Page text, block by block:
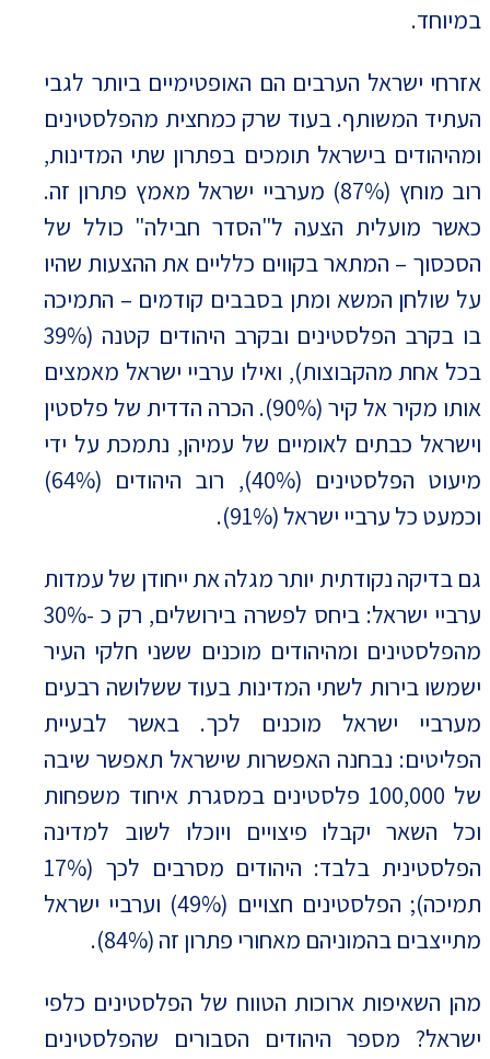
במיוחד.
אזרחי ישראל הערבים הם האופטימיים ביותר לגבי
העתיד המשותף. בעוד שרק כמחצית מהפלסטינים
ומהיהודים בישראל תומכים בפתרון שתי המדינות,
רוב מוחץ (87%) מערביי ישראל מאמץ פתרון זה.
כאשר מועלית הצעה ל"הסדר חבילה" כולל של
הסכסוך – המתאר בקווים כלליים את ההצעות שהיו
על שולחן המשא ומתן בסבבים קודמים – התמיכה
בו בקרב הפלסטינים ובקרב היהודים קטנה (39%
בכל אחת מהקבוצות), ואילו ערביי ישראל מאמצים
אותו מקיר אל קיר (90%). הכרה הדדית של פלסטין
וישראל כבתים לאומיים של עמיהן, נתמכת על ידי
מיעוט הפלסטינים (40%), רוב היהודים (64%)
וכמעט כל ערביי ישראל (91%).
גם בדיקה נקודתית יותר מגלה את ייחודן של עמדות
ערביי ישראל: ביחס לפשרה בירושלים, רק כ -30%
מהפלסטינים ומהיהודים מוכנים ששני חלקי העיר
ישמשו בירות לשתי המדינות בעוד ששלושה רבעים
מערביי ישראל מוכנים לכך. באשר לבעיית
הפליטים: נבחנה האפשרות שישראל תאפשר שיבה
של 100,000 פלסטינים במסגרת איחוד משפחות
וכל השאר יקבלו פיצויים ויוכלו לשוב למדינה
הפלסטינית בלבד: היהודים מסרבים לכך (17%
תמיכה); הפלסטינים חצויים (49%) וערביי ישראל
מתייצבים בהמוניהם מאחורי פתרון זה (84%).
מהן השאיפות ארוכות הטווח של הפלסטינים כלפי
ישראל? מספר היהודים הסבורים שהפלסטינים